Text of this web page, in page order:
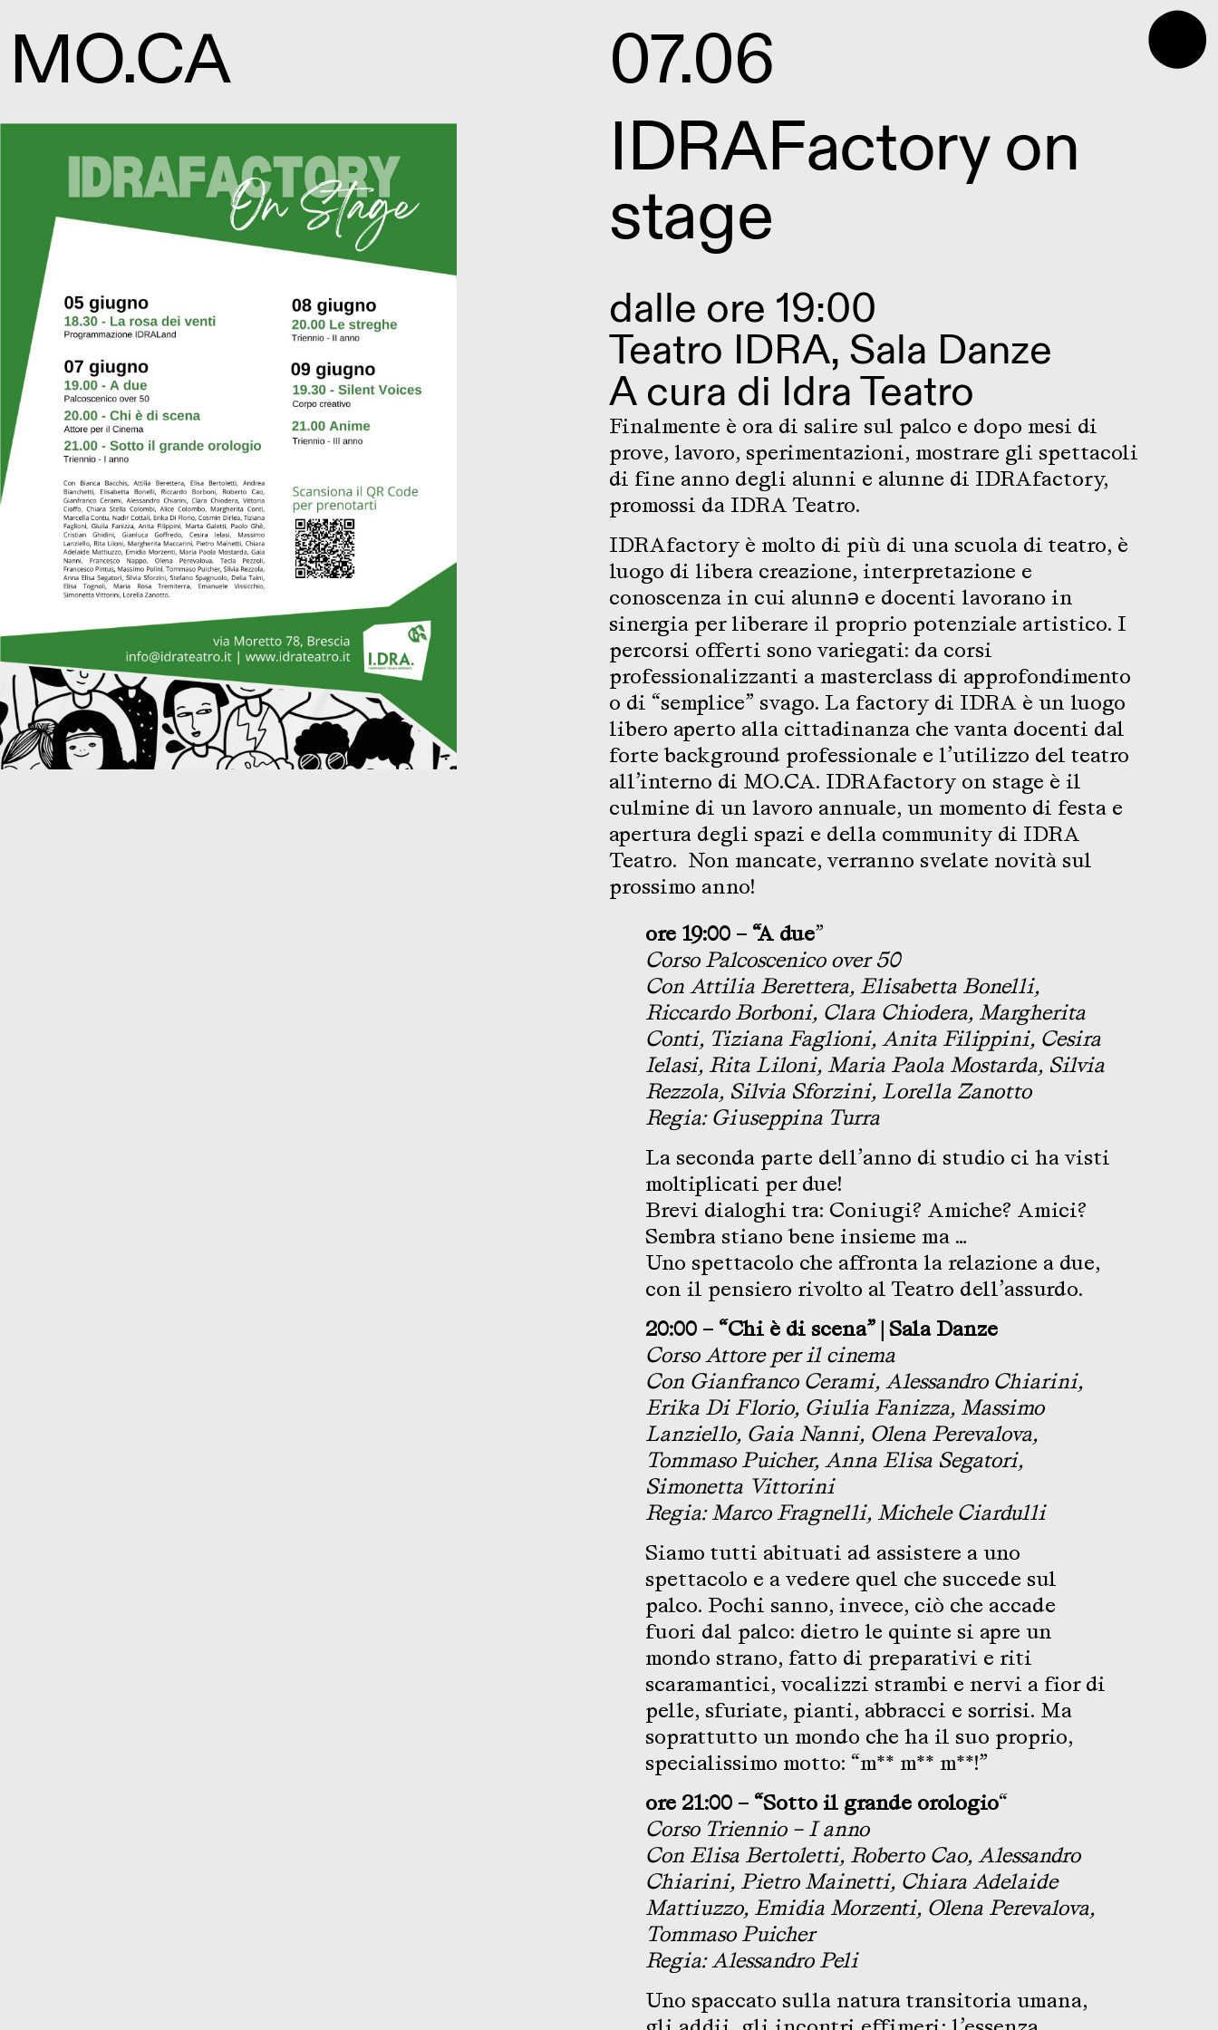
⬤
MO.CA
07.06
IDRAFactory on
stage
dalle ore 19:00
Teatro IDRA, Sala Danze
A cura di Idra Teatro
Finalmente è ora di salire sul palco e dopo mesi di
prove, lavoro, sperimentazioni, mostrare gli spettacoli
di fine anno degli alunni e alunne di IDRAfactory,
promossi da IDRA Teatro.
IDRAfactory è molto di più di una scuola di teatro, è
luogo di libera creazione, interpretazione e
conoscenza in cui alunnə e docenti lavorano in
sinergia per liberare il proprio potenziale artistico. I
percorsi offerti sono variegati: da corsi
professionalizzanti a masterclass di approfondimento
o di “semplice” svago. La factory di IDRA è un luogo
libero aperto alla cittadinanza che vanta docenti dal
forte background professionale e l’utilizzo del teatro
all’interno di MO.CA. IDRAfactory on stage è il
culmine di un lavoro annuale, un momento di festa e
apertura degli spazi e della community di IDRA
Teatro. Non mancate, verranno svelate novità sul
prossimo anno!
ore 19:00 – “A due”
Corso Palcoscenico over 50
Con Attilia Berettera, Elisabetta Bonelli,
Riccardo Borboni, Clara Chiodera, Margherita
Conti, Tiziana Faglioni, Anita Filippini, Cesira
Ielasi, Rita Liloni, Maria Paola Mostarda, Silvia
Rezzola, Silvia Sforzini, Lorella Zanotto
Regia: Giuseppina Turra
La seconda parte dell’anno di studio ci ha visti
moltiplicati per due!
Brevi dialoghi tra: Coniugi? Amiche? Amici?
Sembra stiano bene insieme ma …
Uno spettacolo che affronta la relazione a due,
con il pensiero rivolto al Teatro dell’assurdo.
20:00 – “Chi è di scena” | Sala Danze
Corso Attore per il cinema
Con Gianfranco Cerami, Alessandro Chiarini,
Erika Di Florio, Giulia Fanizza, Massimo
Lanziello, Gaia Nanni, Olena Perevalova,
Tommaso Puicher, Anna Elisa Segatori,
Simonetta Vittorini
Regia: Marco Fragnelli, Michele Ciardulli
Siamo tutti abituati ad assistere a uno
spettacolo e a vedere quel che succede sul
palco. Pochi sanno, invece, ciò che accade
fuori dal palco: dietro le quinte si apre un
mondo strano, fatto di preparativi e riti
scaramantici, vocalizzi strambi e nervi a fior di
pelle, sfuriate, pianti, abbracci e sorrisi. Ma
soprattutto un mondo che ha il suo proprio,
specialissimo motto: “m** m** m**!”
ore 21:00 – “Sotto il grande orologio“
Corso Triennio – I anno
Con Elisa Bertoletti, Roberto Cao, Alessandro
Chiarini, Pietro Mainetti, Chiara Adelaide
Mattiuzzo, Emidia Morzenti, Olena Perevalova,
Tommaso Puicher
Regia: Alessandro Peli
Uno spaccato sulla natura transitoria umana,